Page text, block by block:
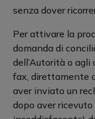
senza dover
Per attivare la
domanda di
dell’Autorità o
fax, direttamente
aver inviato un
dopo aver